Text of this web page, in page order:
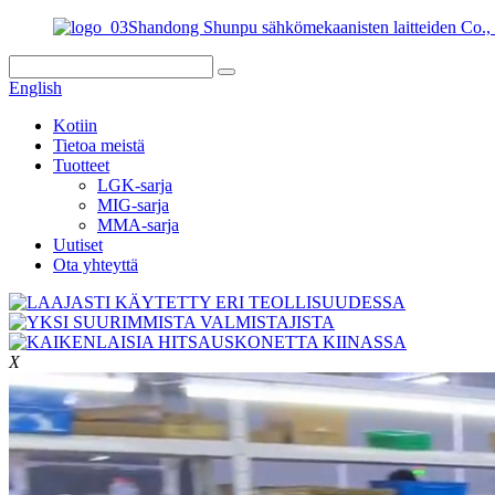
Shandong Shunpu sähkömekaanisten laitteiden
English
Kotiin
Tietoa meistä
Tuotteet
LGK-sarja
MIG-sarja
MMA-sarja
Uutiset
Ota yhteyttä
X